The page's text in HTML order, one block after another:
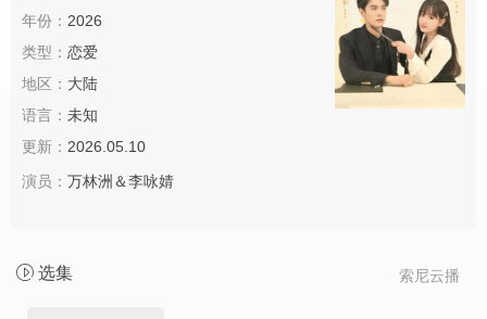
年份： 2026
类型： 恋爱
地区： 大陆
语言： 未知
更新： 2026.05.10
演员： 万林洲＆李咏婧
索尼云播
选集